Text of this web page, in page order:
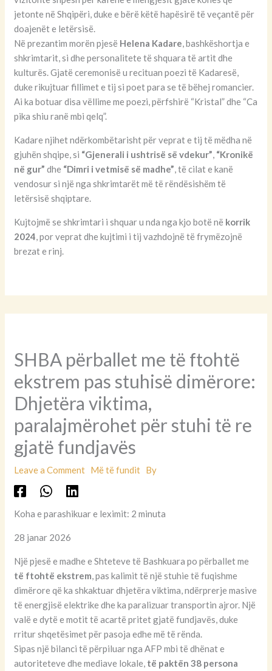
jetonte në Shqipëri, duke e bërë këtë hapësirë të veçantë për
doajenët e letërsisë.
Në prezantim morën pjesë Helena Kadare , bashkëshortja e
shkrimtarit, si dhe personalitete të shquara të artit dhe
kulturës. Gjatë ceremonisë u recituan poezi të Kadaresë,
duke rikujtuar fillimet e tij si poet para se të bëhej romancier.
Ai ka botuar disa vëllime me poezi, përfshirë “Kristal” dhe “Ca
pika shiu ranë mbi qelq”.
Kadare njihet ndërkombëtarisht për veprat e tij të mëdha në
gjuhën shqipe, si “Gjenerali i ushtrisë së vdekur” “Kronikë
në gur” dhe “Dimri i vetmisë së madhe” , të cilat e kanë
vendosur si një nga shkrimtarët më të rëndësishëm të
letërsisë shqiptare.
Kujtojmë se shkrimtari i shquar u nda nga kjo botë në korrik
2024 , por veprat dhe kujtimi i tij vazhdojnë të frymëzojnë
brezat e rinj.
SHBA përballet me të ftohtë
ekstrem pas stuhisë dimërore:
Dhjetëra viktima,
paralajmërohet për stuhi të re
gjatë fundjavës
Leave a Comment Më të fundit By
Koha e parashikuar e leximit: 2 minuta
28 janar 2026
Një pjesë e madhe e Shteteve të Bashkuara po përballet me
të ftohtë ekstrem, pas kalimit të një stuhie të fuqishme
dimërore që ka shkaktuar dhjetëra viktima, ndërprerje masive
të energjisë elektrike dhe ka paralizuar transportin ajror. Një
valë e dytë e motit të acartë pritet gjatë fundjavës, duke
rritur shqetësimet për pasoja edhe më të rënda.
Sipas një bilanci të përpiluar nga AFP mbi të dhënat e
autoriteteve dhe mediave lokale, të paktën 38 persona